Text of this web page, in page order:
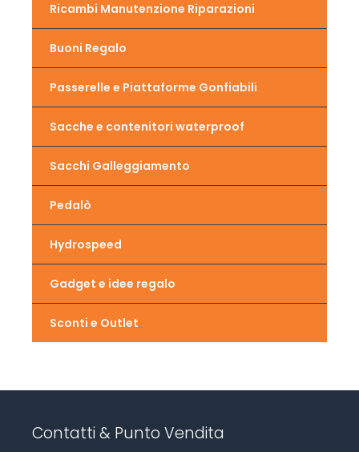
Ricambi Manutenzione Riparazioni
Buoni Regalo
Passerelle e Piattaforme Gonfiabili
Sacche e contenitori waterproof
Sacchi Galleggiamento
Pedalò
Hydrospeed
Gadget e idee regalo
Sconti e Outlet
Contatti & Punto Vendita